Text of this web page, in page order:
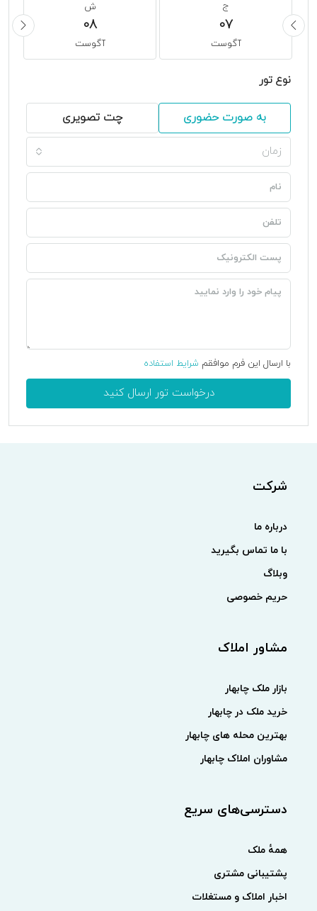
ج
07
آگوست
ش
08
آگوست
نوع تور
به صورت حضوری چت تصویری
زمان
با ارسال این فرم موافقم شرایط استفاده
درخواست تور ارسال کنید
شرکت
درباره ما
با ما تماس بگیرید
وبلاگ
حریم خصوصی
مشاور املاک
بازار ملک چابهار
خرید ملک در چابهار
بهترین محله های چابهار
مشاوران املاک چابهار
دسترسی‌های سریع
همهٔ ملک
پشتیبانی مشتری
اخبار املاک و مستغلات